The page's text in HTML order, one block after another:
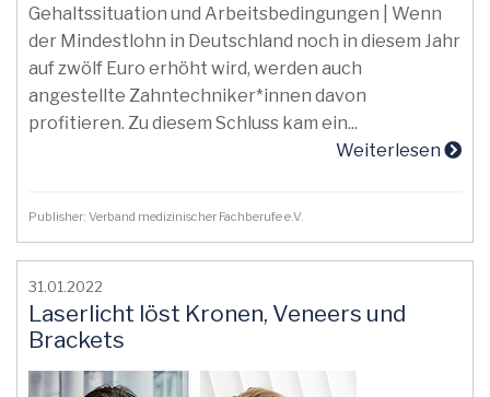
Gehaltssituation und Arbeitsbedingungen | Wenn
der Mindestlohn in Deutschland noch in diesem Jahr
auf zwölf Euro erhöht wird, werden auch
angestellte Zahntechniker*innen davon
profitieren. Zu diesem Schluss kam ein...
Weiterlesen
Publisher: Verband medizinischer Fachberufe e.V.
31.01.2022
Laserlicht löst Kronen, Veneers und
Brackets